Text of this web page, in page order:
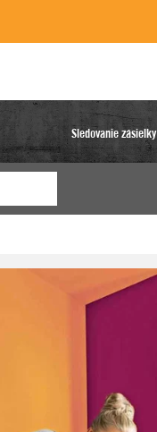
Sledovanie zásielky